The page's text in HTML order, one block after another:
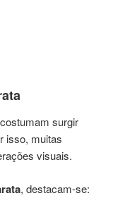
surgir
isso, muitas
visuais.
, destacam-se: